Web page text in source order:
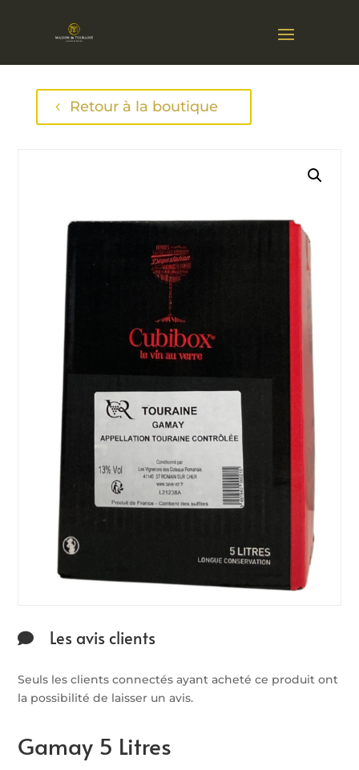
Retour à la boutique
Les avis clients
Seuls les clients connectés ayant acheté ce produit ont
la possibilité de laisser un avis.
Gamay 5 Litres